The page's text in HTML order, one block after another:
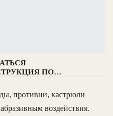
ПО…
противни, кастрюли
воздействия.